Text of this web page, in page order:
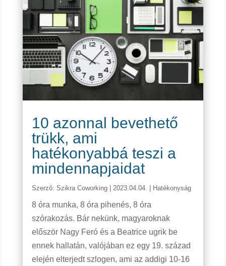
10 azonnal bevethető
trükk, ami
hatékonyabbá teszi a
mindennapjaidat
Szerző: Szikra Coworking| 2023.04.04. Hatékonyság
8 óra munka, 8 óra pihenés, 8 óra
szórakozás. Bár nekünk, magyaroknak
először Nagy Feró és a Beatrice ugrik be
ennek hallatán, valójában ez egy 19. század
elején elterjedt szlogen, ami az addigi 10-16